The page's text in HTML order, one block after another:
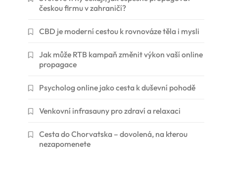
českou firmu v zahraničí?
CBD je moderní cestou k rovnováze těla i mysli
Jak může RTB kampaň změnit výkon vaší online
propagace
Psycholog online jako cesta k duševní pohodě
Venkovní infrasauny pro zdraví a relaxaci
Cesta do Chorvatska – dovolená, na kterou
nezapomenete